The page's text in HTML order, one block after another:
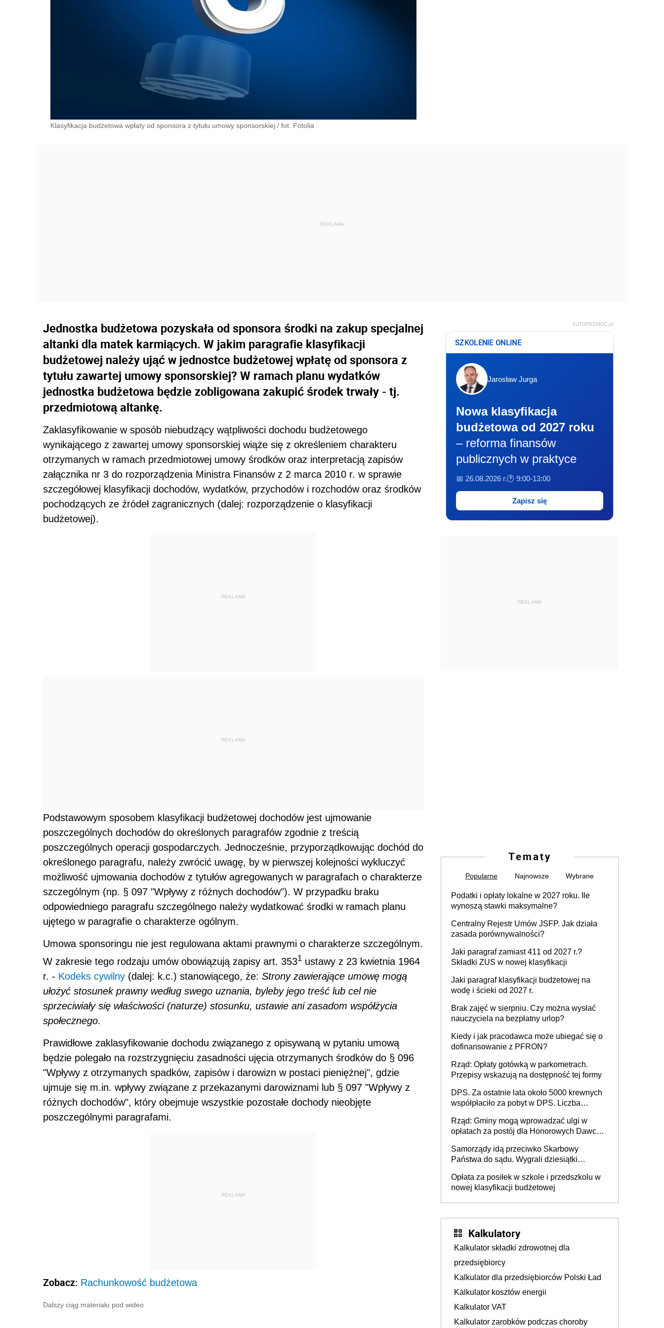
Klasyfikacja budżetowa wpłaty od sponsora z tytułu umowy sponsorskiej./ fot. Fotolia
Jednostka budżetowa pozyskała od sponsora środki na zakup specjalnej
altanki dla matek karmiących. W jakim paragrafie klasyfikacji
budżetowej należy ująć w jednostce budżetowej wpłatę od sponsora z
tytułu zawartej umowy sponsorskiej? W ramach planu wydatków
jednostka budżetowa będzie zobligowana zakupić środek trwały - tj.
przedmiotową altankę.
Zaklasyfikowanie w sposób niebudzący wątpliwości dochodu budżetowego
wynikającego z zawartej umowy sponsorskiej wiąże się z określeniem charakteru
otrzymanych w ramach przedmiotowej umowy środków oraz interpretacją zapisów
załącznika nr 3 do rozporządzenia Ministra Finansów z 2 marca 2010 r. w sprawie
szczegółowej klasyfikacji dochodów, wydatków, przychodów i rozchodów oraz środków
pochodzących ze źródeł zagranicznych (dalej: rozporządzenie o klasyfikacji
budżetowej).
REKLAMA
REKLAMA
Podstawowym sposobem klasyfikacji budżetowej dochodów jest ujmowanie
poszczególnych dochodów do określonych paragrafów zgodnie z treścią
poszczególnych operacji gospodarczych. Jednocześnie, przyporządkowując dochód do
określonego paragrafu, należy zwrócić uwagę, by w pierwszej kolejności wykluczyć
możliwość ujmowania dochodów z tytułów agregowanych w paragrafach o charakterze
szczególnym (np. § 097 "Wpływy z różnych dochodów"). W przypadku braku
odpowiedniego paragrafu szczególnego należy wydatkować środki w ramach planu
ujętego w paragrafie o charakterze ogólnym.
Umowa sponsoringu nie jest regulowana aktami prawnymi o charakterze szczególnym.
W zakresie tego rodzaju umów obowiązują zapisy art. 3531 ustawy z 23 kwietnia 1964
r. - Kodeks cywilny (dalej: k.c.) stanowiącego, że: Strony zawierające umowę mogą
ułożyć stosunek prawny według swego uznania, byleby jego treść lub cel nie
sprzeciwiały się właściwości (naturze) stosunku, ustawie ani zasadom współżycia
społecznego.
Prawidłowe zaklasyfikowanie dochodu związanego z opisywaną w pytaniu umową
będzie polegało na rozstrzygnięciu zasadności ujęcia otrzymanych środków do § 096
"Wpływy z otrzymanych spadków, zapisów i darowizn w postaci pieniężnej", gdzie
ujmuje się m.in. wpływy związane z przekazanymi darowiznami lub § 097 "Wpływy z
różnych dochodów", który obejmuje wszystkie pozostałe dochody nieobjęte
poszczególnymi paragrafami.
REKLAMA
Zobacz: Rachunkowość budżetowa
Dalszy ciąg materiału pod wideo
AUTOPROMOCJA
SZKOLENIE ONLINE
Jarosław Jurga
Nowa klasyfikacja
budżetowa od 2027 roku
– reforma finansów
publicznych w praktyce
📅 26.08.2026 r.🕐 9:00-13:00
Zapisz się
REKLAMA
Tematy
Popularne Najnowsze Wybrane
Podatki i opłaty lokalne w 2027 roku. Ile
wynoszą stawki maksymalne?
Centralny Rejestr Umów JSFP. Jak działa
zasada porównywalności?
Jaki paragraf zamiast 411 od 2027 r.?
Składki ZUS w nowej klasyfikacji
Jaki paragraf klasyfikacji budżetowej na
wodę i ścieki od 2027 r.
Brak zajęć w sierpniu. Czy można wysłać
nauczyciela na bezpłatny urlop?
Kiedy i jak pracodawca może ubiegać się o
dofinansowanie z PFRON?
Rząd: Opłaty gotówką w parkometrach.
Przepisy wskazują na dostępność tej formy
DPS. Za ostatnie lata około 5000 krewnych
współpłaciło za pobyt w DPS. Liczba
Rząd: Gminy mogą wprowadzać ulgi w
opłatach za postój dla Honorowych Dawców
Samorządy idą przeciwko Skarbowy
Państwa do sądu. Wygrali dziesiątki
Opłata za posiłek w szkole i przedszkolu w
nowej klasyfikacji budżetowej
Kalkulatory
Kalkulator składki zdrowotnej dla
przedsiębiorcy
Kalkulator dla przedsiębiorców Polski Ład
Kalkulator kosztów energii
Kalkulator VAT
Kalkulator zarobków podczas choroby